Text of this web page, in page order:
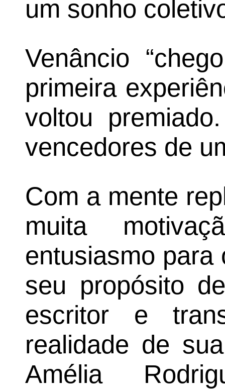
um sonho
Venâncio
primeira
voltou
vencedores de
Com a mente
muita
entusiasmo para
seu propósito
escritor e
realidade de
Amélia